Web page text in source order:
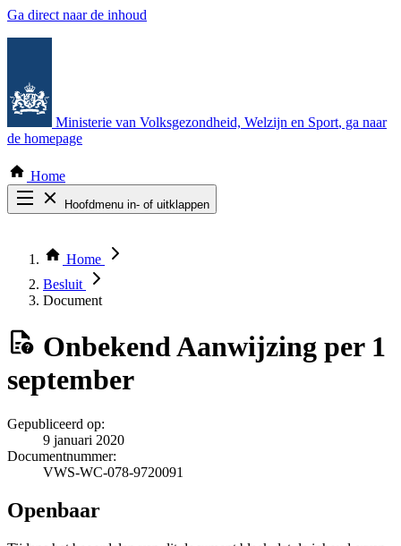
Ga direct naar de inhoud
Ministerie van Volksgezondheid, Welzijn en Sport, ga naar
de homepage
Home
Hoofdmenu in- of uitklappen
Thema COVID-19
Bekijk per bestuursorgaan
Home
Besluit
Document
OnbekendAanwijzing per 1
september
Gepubliceerd op:
9 januari 2020
Documentnummer:
VWS-WC-078-9720091
Openbaar